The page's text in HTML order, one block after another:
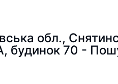
обл.,
70 -